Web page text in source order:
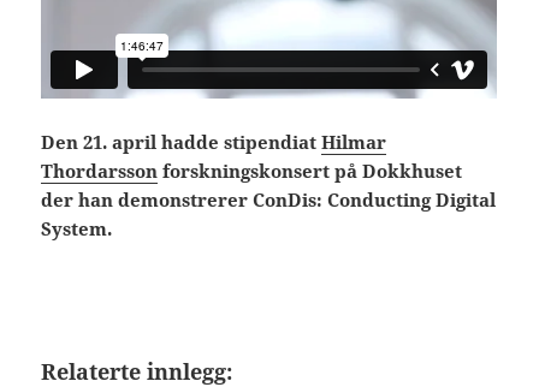
Den 21. april hadde stipendiatHilmar
Thordarsson forskningskonsert på Dokkhuset
der han demonstrerer ConDis: Conducting Digital
System.
Relaterte innlegg: